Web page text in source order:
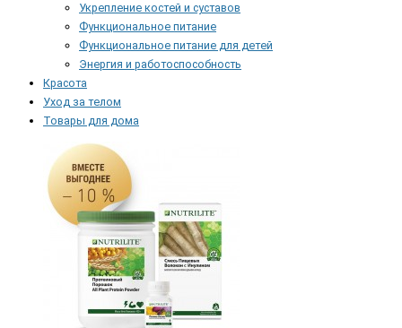
Укрепление костей и суставов
Функциональное питание
Функциональное питание для детей
Энергия и работоспособность
Красота
Уход за телом
Товары для дома